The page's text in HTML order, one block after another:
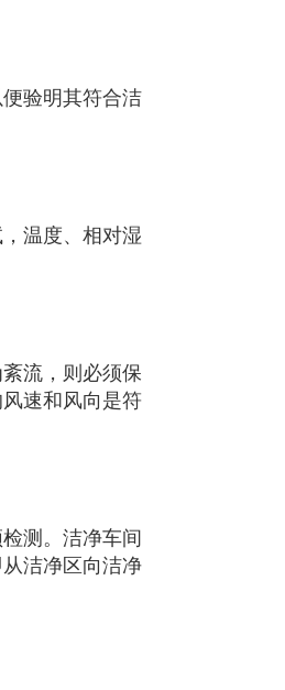
验明其符合洁
温度、相对湿
流，则必须保
速和风向是符
测。洁净车间
洁净区向洁净